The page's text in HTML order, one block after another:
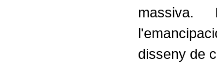
massiva.
disseny de